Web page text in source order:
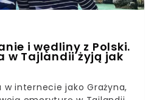
i wędliny z Polski.
w Tajlandii żyją jak
w internecie jako Grażyna,